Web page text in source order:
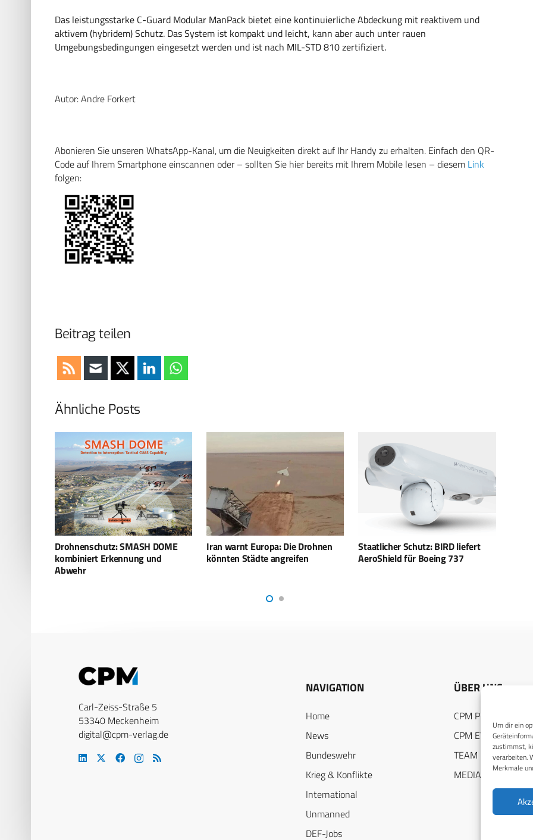
Um dir ein
zustimmst,
verarbeiten.
Merkmale
Das leistungsstarke C-Guard Modular ManPack bietet eine kontinuierliche Abdeckung mit reaktivem und
aktivem (hybridem) Schutz. Das System ist kompakt und leicht, kann aber auch unter rauen
Umgebungsbedingungen eingesetzt werden und ist nach MIL-STD 810 zertifiziert.
Autor: Andre Forkert
Abonieren Sie unseren WhatsApp-Kanal, um die Neuigkeiten direkt auf Ihr Handy zu erhalten. Einfach den QR-
Code auf Ihrem Smartphone einscannen oder – sollten Sie hier bereits mit Ihrem Mobile lesen – diesem Link
folgen:
Beitrag teilen
Ähnliche Posts
Iran warnt Europa: Die Drohnen
könnten Städte angreifen
Staatlicher Schutz: BIRD liefert
AeroShield für Boeing 737
Militärische Forderungen an die
deutsche Luftverteidigung
Carl-Zeiss-Straße 5
53340 Meckenheim
digital@cpm-verlag.de
NAVIGATION
Home
News
Bundeswehr
Krieg & Konflikte
International
Unmanned
DEF-Jobs
ÜBER UNS
CPM PUBLICATIONS
CPM EVENTS
TEAM
MEDIADATEN